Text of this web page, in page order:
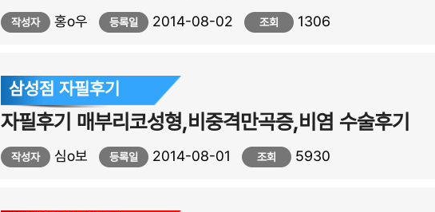
작성자 홍o우 등록일 2014-08-02 조회 1306
삼성점 자필후기
자필후기 매부리코성형,비중격만곡증,비염 수술후기
작성자 심o보 등록일 2014-08-01 조회 5930